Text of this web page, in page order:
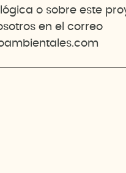
o sobre este
en el correo